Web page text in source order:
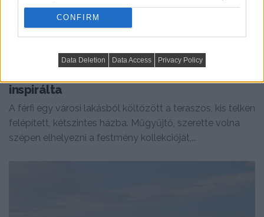
CONFIRM
Data Deletion Data Access Privacy Policy
Műgyűjtő férfi modern háza, melynek
inspirálta
A férfi egy városi lakásból költözött a teraszos, kis telken
felépített, kétszintes házba. Műgyűjtő, szerette volna
szépen elhelyezni a festmény kollekcióját,...